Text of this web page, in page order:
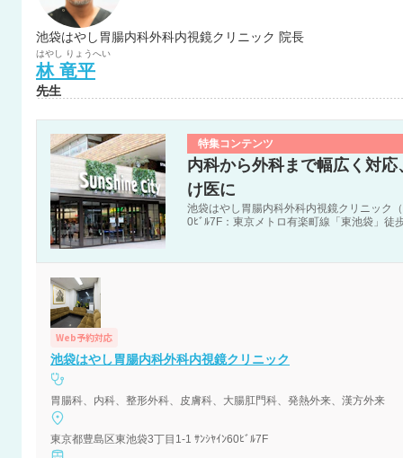
池袋はやし胃腸内科外科内視鏡クリニック 院長
はやし りょうへい
林 竜平
先生
特集コンテンツ
内科から外科まで幅広く対
け医に
池袋はやし胃腸内科外科内視鏡クリニック
0ﾋﾞﾙ7F：東京メトロ有楽町線「東池袋」徒
Web予約対応
池袋はやし胃腸内科外科内視鏡クリニック
胃腸科、内科、整形外科、皮膚科、大腸肛門科、発熱外来、漢方外来
東京都豊島区東池袋3丁目1-1 ｻﾝｼﾔｲﾝ60ﾋﾞﾙ7F